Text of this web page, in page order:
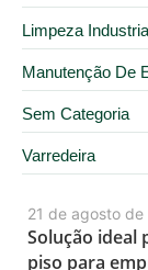
21 de agosto de
Solução ideal
piso para
Limpeza
Manutenção De
Sem Categoria
Varredeira